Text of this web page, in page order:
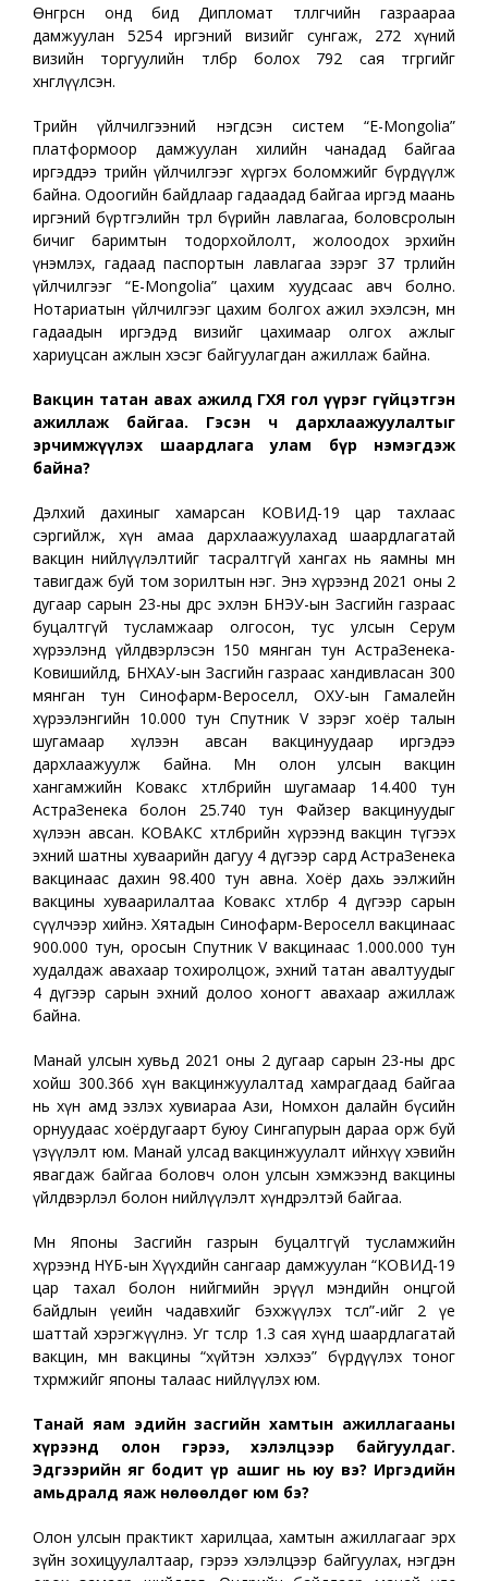
Өнгөрсөн онд бид Дипломат төлөөлөгчийн газраараа
дамжуулан 5254 иргэний визийг сунгаж, 272 хүний
визийн торгуулийн төлбөр болох 792 сая төгрөгийг
хөнгөлүүлсэн.
Төрийн үйлчилгээний нэгдсэн систем “E-Mongolia”
платформоор дамжуулан хилийн чанадад байгаа
иргэддээ төрийн үйлчилгээг хүргэх боломжийг бүрдүүлж
байна. Одоогийн байдлаар гадаадад байгаа иргэд маань
иргэний бүртгэлийн төрөл бүрийн лавлагаа, боловсролын
бичиг баримтын тодорхойлолт, жолоодох эрхийн
үнэмлэх, гадаад паспортын лавлагаа зэрэг 37 төрлийн
үйлчилгээг “E-Mongolia” цахим хуудсаас авч болно.
Нотариатын үйлчилгээг цахим болгох ажил эхэлсэн, мөн
гадаадын иргэдэд визийг цахимаар олгох ажлыг
хариуцсан ажлын хэсэг байгуулагдан ажиллаж байна.
Вакцин татан авах ажилд ГХЯ гол үүрэг гүйцэтгэн
ажиллаж байгаа. Гэсэн ч дархлаажуулалтыг
эрчимжүүлэх шаардлага улам бүр нэмэгдэж
байна?
Дэлхий дахиныг хамарсан КОВИД-19 цар тахлаас
сэргийлж, хүн амаа дархлаажуулахад шаардлагатай
вакцин нийлүүлэлтийг тасралтгүй хангах нь яамны өмнө
тавигдаж буй том зорилтын нэг. Энэ хүрээнд 2021 оны 2
дугаар сарын 23-ны өдрөөс эхлэн БНЭУ-ын Засгийн газраас
буцалтгүй тусламжаар олгосон, тус улсын Серум
хүрээлэнд үйлдвэрлэсэн 150 мянган тун АстраЗенека-
Ковишийлд, БНХАУ-ын Засгийн газраас хандивласан 300
мянган тун Синофарм-Вероселл, ОХУ-ын Гамалейн
хүрээлэнгийн 10.000 тун Спутник V зэрэг хоёр талын
шугамаар хүлээн авсан вакцинуудаар иргэдээ
дархлаажуулж байна. Мөн олон улсын вакцин
хангамжийн Ковакс хөтөлбөрийн шугамаар 14.400 тун
АстраЗенека болон 25.740 тун Файзер вакцинуудыг
хүлээн авсан. КОВАКС хөтөлбөрийн хүрээнд вакцин түгээх
эхний шатны хуваарийн дагуу 4 дүгээр сард АстраЗенека
вакцинаас дахин 98.400 тун авна. Хоёр дахь ээлжийн
вакцины хуваарилалтаа Ковакс хөтөлбөр 4 дүгээр сарын
сүүлчээр хийнэ. Хятадын Синофарм-Вероселл вакцинаас
900.000 тун, оросын Спутник V вакцинаас 1.000.000 тун
худалдаж авахаар тохиролцож, эхний татан авалтуудыг
4 дүгээр сарын эхний долоо хоногт авахаар ажиллаж
байна.
Манай улсын хувьд 2021 оны 2 дугаар сарын 23-ны өдрөөс
хойш 300.366 хүн вакцинжуулалтад хамрагдаад байгаа
нь хүн амд эзлэх хувиараа Ази, Номхон далайн бүсийн
орнуудаас хоёрдугаарт буюу Сингапурын дараа орж буй
үзүүлэлт юм. Манай улсад вакцинжуулалт ийнхүү хэвийн
явагдаж байгаа боловч олон улсын хэмжээнд вакцины
үйлдвэрлэл болон нийлүүлэлт хүндрэлтэй байгаа.
Мөн Японы Засгийн газрын буцалтгүй тусламжийн
хүрээнд НҮБ-ын Хүүхдийн сангаар дамжуулан “КОВИД-19
цар тахал болон нийгмийн эрүүл мэндийн онцгой
байдлын үеийн чадавхийг бэхжүүлэх төсөл”-ийг 2 үе
шаттай хэрэгжүүлнэ. Уг төслөөр 1.3 сая хүнд шаардлагатай
вакцин, мөн вакцины “хүйтэн хэлхээ” бүрдүүлэх тоног
төхөөрөмжийг японы талаас нийлүүлэх юм.
Танай яам эдийн засгийн хамтын ажиллагааны
хүрээнд олон гэрээ, хэлэлцээр байгуулдаг.
Эдгээрийн яг бодит үр ашиг нь юу вэ? Иргэдийн
амьдралд яаж нөлөөлдөг юм бэ?
Олон улсын практикт харилцаа, хамтын ажиллагааг эрх
зүйн зохицуулалтаар, гэрээ хэлэлцээр байгуулах, нэгдэн